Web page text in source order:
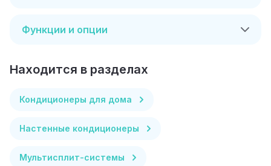
Функции и опции
Находится в разделах
Кондиционеры для дома
Настенные кондиционеры
Мультисплит-системы